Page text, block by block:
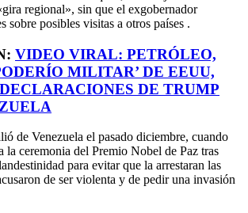
regional», sin que el exgobernador
sobre posibles visitas a otros países .
VIDEO VIRAL: PETRÓLEO,
MILITAR’ DE EEUU,
DE TRUMP
de Venezuela el pasado diciembre, cuando
la ceremonia del Premio Nobel de Paz tras
para evitar que la arrestaran las
de ser violenta y de pedir una invasión